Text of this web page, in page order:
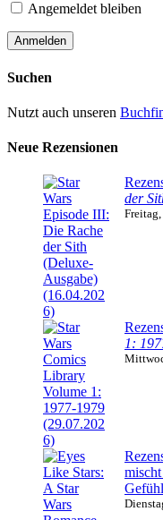
Angemeldet bleiben
Suchen
Nutzt auch unseren
Neue Rezensionen
der
1:
mischt